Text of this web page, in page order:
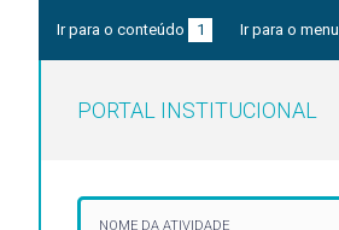
Ir para o conteúdo 1 Ir para o menu
PORTAL INSTITUCIONAL
NOME DA ATIVIDADE